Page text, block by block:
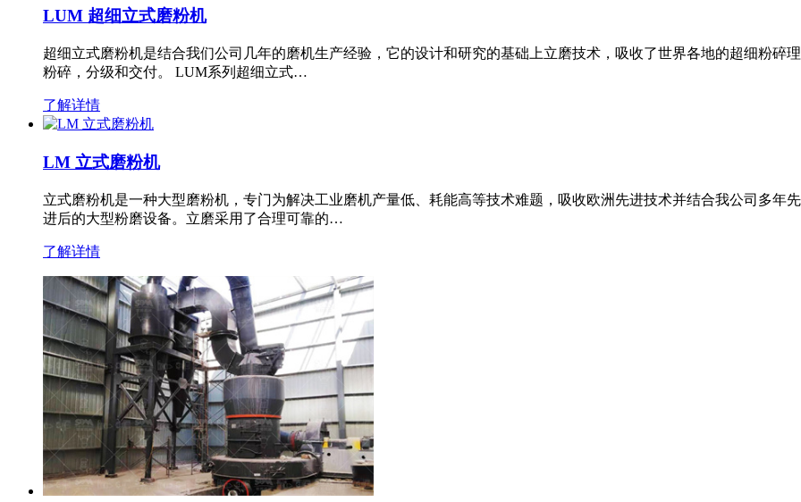
LUM 超细立式磨粉机
超细立式磨粉机是结合我们公司几年的磨机生产经验，它的设计和研究的基础上立磨技术，吸收了世界各地的超细粉碎
粉碎，分级和交付。 LUM系列超细立式…
了解详情
LM 立式磨粉机
立式磨粉机是一种大型磨粉机，专门为解决工业磨机产量低、耗能高等技术难题，吸收欧洲先进技术并结合我公司多年
进后的大型粉磨设备。立磨采用了合理可靠的…
了解详情